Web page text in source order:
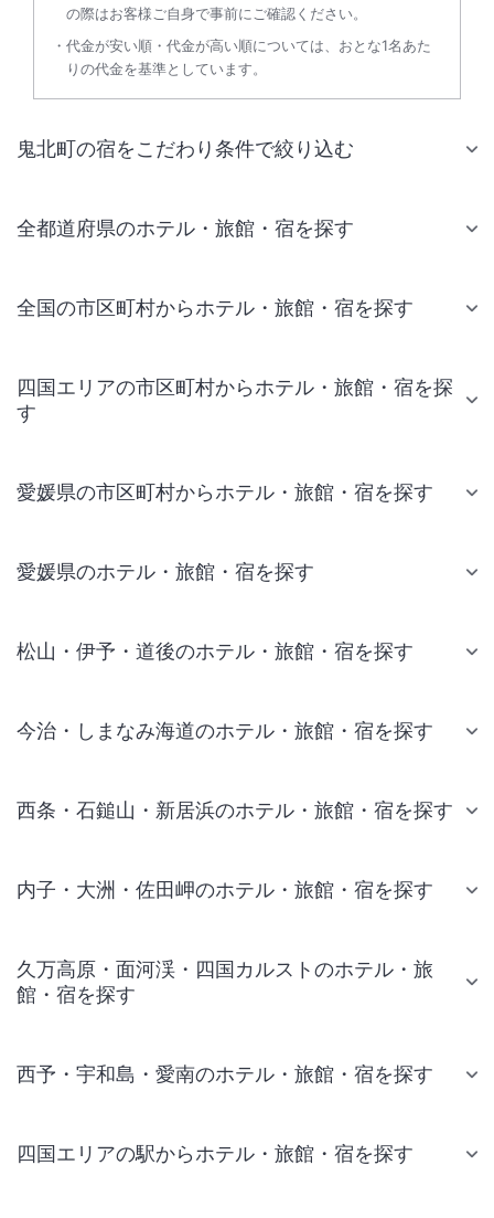
の際はお客様ご自身で事前にご確認ください。
代金が安い順・代金が高い順については、おとな1名あた
りの代金を基準としています。
鬼北町の宿をこだわり条件で絞り込む
全都道府県のホテル・旅館・宿を探す
全国の市区町村からホテル・旅館・宿を探す
四国エリアの市区町村からホテル・旅館・宿を探
す
愛媛県の市区町村からホテル・旅館・宿を探す
愛媛県のホテル・旅館・宿を探す
松山・伊予・道後のホテル・旅館・宿を探す
今治・しまなみ海道のホテル・旅館・宿を探す
西条・石鎚山・新居浜のホテル・旅館・宿を探す
内子・大洲・佐田岬のホテル・旅館・宿を探す
久万高原・面河渓・四国カルストのホテル・旅
館・宿を探す
西予・宇和島・愛南のホテル・旅館・宿を探す
四国エリアの駅からホテル・旅館・宿を探す